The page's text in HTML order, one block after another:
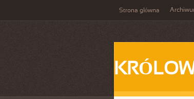
Strona główna